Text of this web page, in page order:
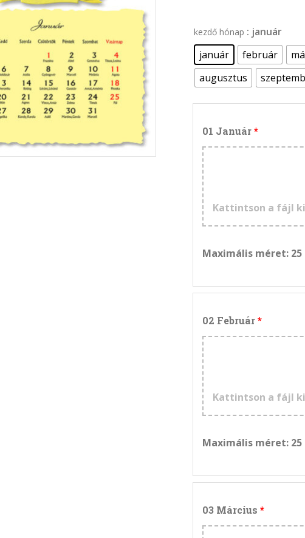
kezdő hónap : január
január
február
augusztus
01 Január
Kattintson a fájl
Maximális méret: 25
02 Február
Kattintson a fájl
Maximális méret: 25
03 Március